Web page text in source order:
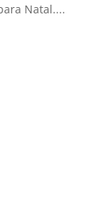
Natal....